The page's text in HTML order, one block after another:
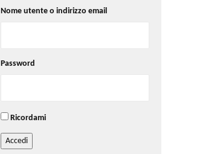
Nome utente o indirizzo email
Password
Ricordami
Accedi